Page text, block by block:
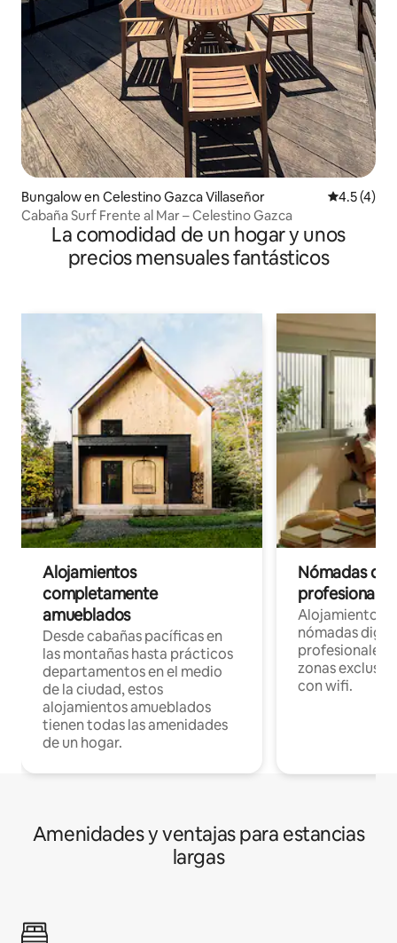
Bungalow en Celestino Gazca Villaseñor
4.5 (4)
Cabaña Surf Frente al Mar – Celestino Gazca
La comodidad de un hogar y unos
precios mensuales fantásticos
Alojamientos
completamente
amueblados
Desde cabañas pacíficas en
las montañas hasta prácticos
departamentos en el medio
de la ciudad, estos
alojamientos amueblados
tienen todas las amenidades
de un hogar.
Nómadas
Alojamientos
nómadas
profesionales
zonas
con wifi.
Amenidades y ventajas para estancias
largas